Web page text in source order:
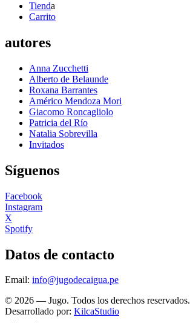
Tienda
Carrito
autores
Anna Zucchetti
Alberto de Belaunde
Roxana Barrantes
Américo Mendoza Mori
Giacomo Roncagliolo
Patricia del Río
Natalia Sobrevilla
Invitados
Síguenos
Facebook
Instagram
X
Spotify
Datos de contacto
Email: info@jugodecaigua.pe
© 2026 — Jugo. Todos los derechos reservados.
Desarrollado por: KilcaStudio